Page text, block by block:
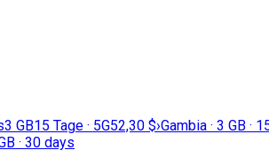
3 GB15 Tage · 5G52,30 $›Gambia · 3 GB ·
· 30 days